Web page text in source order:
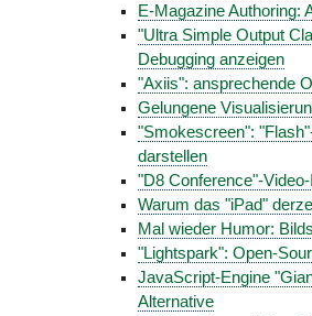
E-Magazine Authoring:
"Ultra Simple Output
Debugging anzeigen
"Axiis": ansprechende
Gelungene
"Smokescreen":
darstellen
"D8 Conference"-
Warum das "iPad"
Mal wieder Humor:
"Lightspark": Open-
JavaScript-Engine
Alternative